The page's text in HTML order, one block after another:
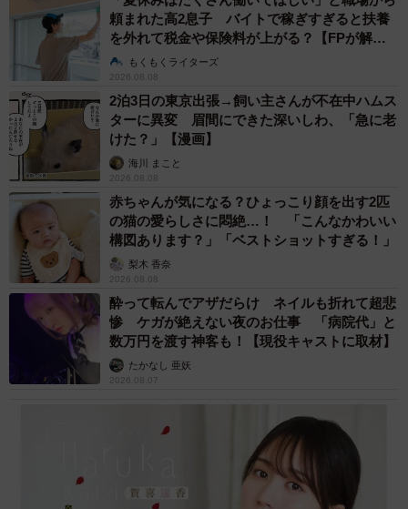
頼まれた高2息子 バイトで稼ぎすぎると扶養
を外れて税金や保険料が上がる？【FPが解
説】もくもくライターズ
2026.08.08
2泊3日の東京出張→飼い主さんが不在中ハムス
ターに異変 眉間にできた深いしわ、「急に老
けた？」【漫画】
海川 まこと
2026.08.08
赤ちゃんが気になる？ひょっこり顔を出す2匹
の猫の愛らしさに悶絶…！ 「こんなかわいい
構図あります？」「ベストショットすぎる！」
梨木 香奈
2026.08.08
酔って転んでアザだらけ ネイルも折れて超悲
惨 ケガが絶えない夜のお仕事 「病院代」と
数万円を渡す神客も！【現役キャストに取材】
たかなし 亜妖
2026.08.07